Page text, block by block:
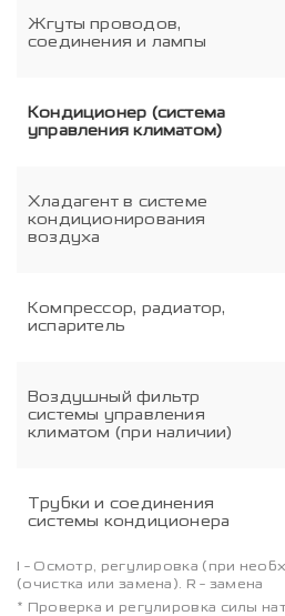
Жгуты проводов,
соединения и лампы
Кондиционер (система
управления климатом)
Хладагент в системе
кондиционирования
воздуха
Компрессор, радиатор,
испаритель
Воздушный фильтр
системы управления
климатом (при наличии)
Трубки и соединения
системы кондиционера
I - Осмотр, регулировка (при
(очистка или замена). R - замена
* Проверка и регулировка силы